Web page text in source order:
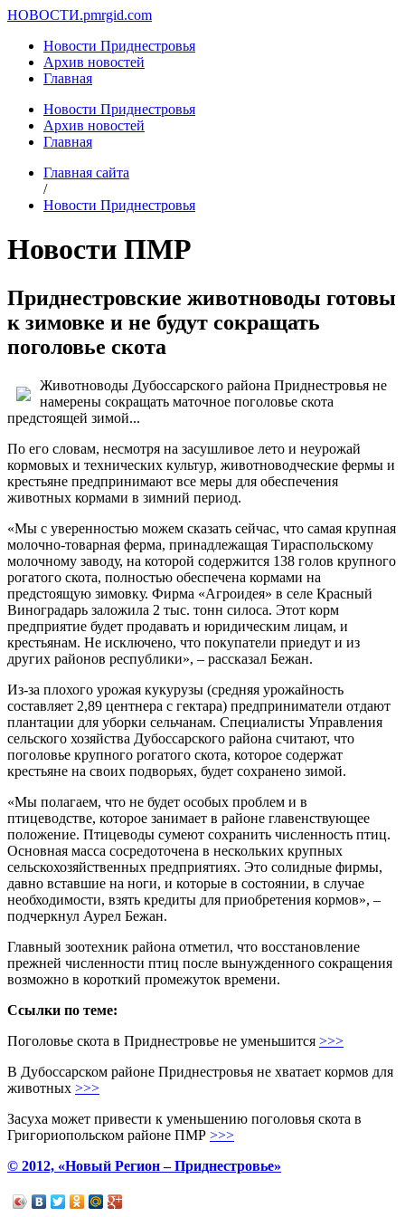
НОВОСТИ.pmrgid.com
Новости Приднестровья
Архив новостей
Главная
Новости Приднестровья
Архив новостей
Главная
Главная сайта
/
Новости Приднестровья
Новости ПМР
Приднестровские животноводы готовы
к зимовке и не будут сокращать
поголовье скота
Животноводы Дубоссарского района Приднестровья не
намерены сокращать маточное поголовье скота
предстоящей зимой...
По его словам, несмотря на засушливое лето и неурожай
кормовых и технических культур, животноводческие фермы и
крестьяне предпринимают все меры для обеспечения
животных кормами в зимний период.
«Мы с уверенностью можем сказать сейчас, что самая крупная
молочно-товарная ферма, принадлежащая Тираспольскому
молочному заводу, на которой содержится 138 голов крупного
рогатого скота, полностью обеспечена кормами на
предстоящую зимовку. Фирма «Агроидея» в селе Красный
Виноградарь заложила 2 тыс. тонн силоса. Этот корм
предприятие будет продавать и юридическим лицам, и
крестьянам. Не исключено, что покупатели приедут и из
других районов республики», – рассказал Бежан.
Из-за плохого урожая кукурузы (средняя урожайность
составляет 2,89 центнера с гектара) предприниматели отдают
плантации для уборки сельчанам. Специалисты Управления
сельского хозяйства Дубоссарского района считают, что
поголовье крупного рогатого скота, которое содержат
крестьяне на своих подворьях, будет сохранено зимой.
«Мы полагаем, что не будет особых проблем и в
птицеводстве, которое занимает в районе главенствующее
положение. Птицеводы сумеют сохранить численность птиц.
Основная масса сосредоточена в нескольких крупных
сельскохозяйственных предприятиях. Это солидные фирмы,
давно вставшие на ноги, и которые в состоянии, в случае
необходимости, взять кредиты для приобретения кормов», –
подчеркнул Аурел Бежан.
Главный зоотехник района отметил, что восстановление
прежней численности птиц после вынужденного сокращения
возможно в короткий промежуток времени.
Ссылки по теме:
Поголовье скота в Приднестровье не уменьшится >>>
В Дубоссарском районе Приднестровья не хватает кормов для
животных >>>
Засуха может привести к уменьшению поголовья скота в
Григориопольском районе ПМР >>>
© 2012, «Новый Регион – Приднестровье»